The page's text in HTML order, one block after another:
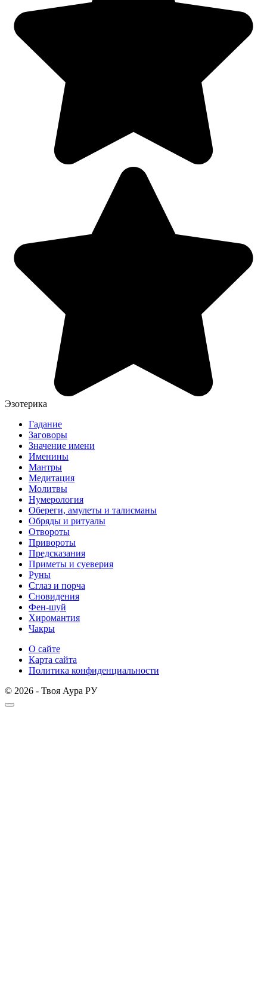
Эзотерика
Гадание
Заговоры
Значение имени
Именины
Мантры
Медитация
Молитвы
Нумерология
Обереги, амулеты и талисманы
Обряды и ритуалы
Отвороты
Привороты
Предсказания
Приметы и суеверия
Руны
Сглаз и порча
Сновидения
Фен-шуй
Хиромантия
Чакры
О сайте
Карта сайта
Политика конфиденциальности
© 2026 - Твоя Аура РУ